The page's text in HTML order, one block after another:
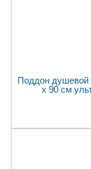
Поддон душевой
x 90 см